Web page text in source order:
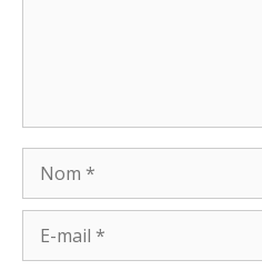
Nom
mail